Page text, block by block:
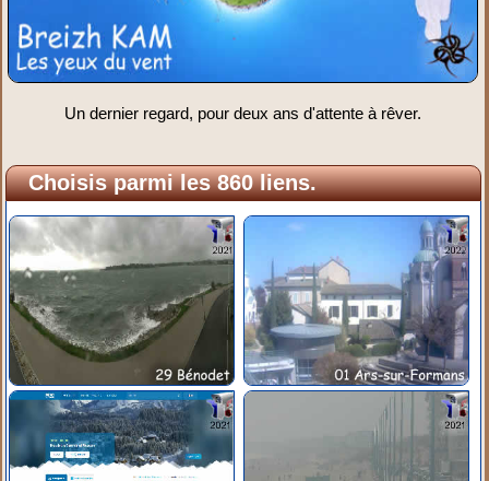
Un dernier regard, pour deux ans d'attente à rêver.
Choisis parmi les 860 liens.